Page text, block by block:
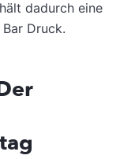
dadurch eine
Druck.